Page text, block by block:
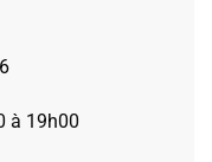
à 19h00